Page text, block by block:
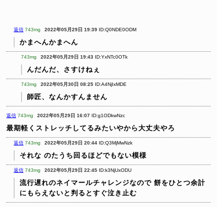
返信 743mg 2022年05月29日 19:39 ID:Q0NDE0ODM
かまへんかまへん
743mg 2022年05月29日 19:43 ID:YxNTc0OTk
んだんだ、さすけねぇ
743mg 2022年05月30日 08:25 ID:A4NjIxMDE
師匠、なんかすんません
返信 743mg 2022年05月29日 16:07 ID:g1ODkwNzc
最期軽くストレッチしてるみたいやから大丈夫やろ
返信 743mg 2022年05月29日 20:44 ID:Q3MjMwNzk
それな のたうち回るほどでもない模様
返信 743mg 2022年05月29日 22:45 ID:k3NjUxODU
流行遅れのネイマールチャレンジなので 餅をひとつ余計
にもらえないと判るとすぐ泣き止む